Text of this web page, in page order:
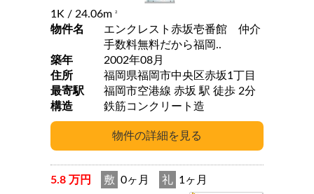
1K / 24.06m 2
物件名
エンクレスト赤坂壱番館 仲介
手数料無料だから福岡..
築年
2002年08月
住所
福岡県福岡市中央区赤坂1丁目
最寄駅
福岡市空港線 赤坂 駅 徒歩 2分
構造
鉄筋コンクリート造
5.8 万円 敷 0ヶ月 礼 1ヶ月